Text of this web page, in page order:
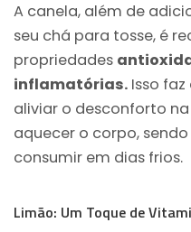
A canela, além de
seu chá para tosse, é
propriedades
inflamatórias. Isso
aliviar o desconforto
aquecer o corpo,
consumir em dias frios.
Limão: Um Toque de